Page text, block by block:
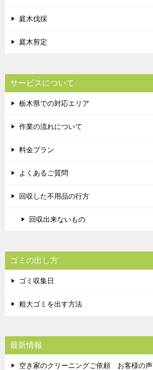
庭木伐採
庭木剪定
サービスについて
栃木県での対応エリア
作業の流れについて
料金プラン
よくあるご質問
回収した不用品の行方
回収出来ないもの
ゴミの出し方
ゴミ収集日
粗大ゴミを出す方法
最新情報
空き家のクリーニングご依頼 お客様の声